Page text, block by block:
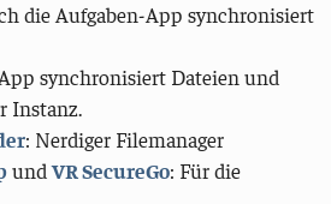
die Aufgaben-App synchronisiert
synchronisiert Dateien und
Instanz.
: Nerdiger Filemanager
undVR SecureGo: Für die